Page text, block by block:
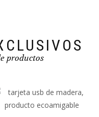
productos